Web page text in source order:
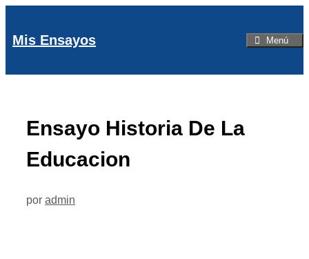
contenido
Mis Ensayos Menú
Ensayo Historia De La
Educacion
por admin